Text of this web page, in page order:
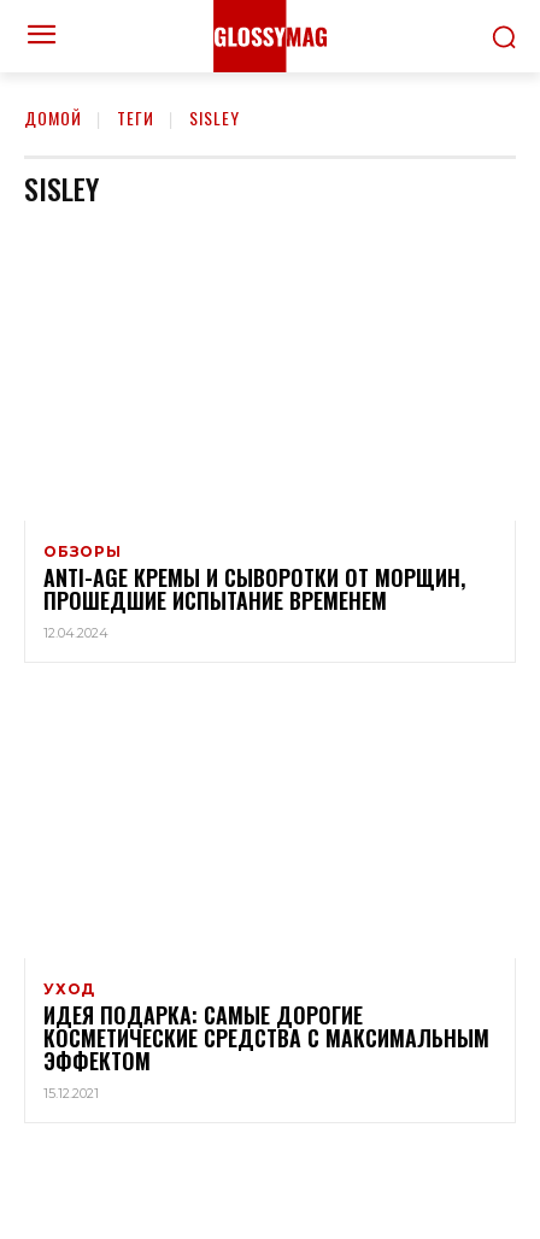
ДОМОЙ ТЕГИ SISLEY
SISLEY
ОБЗОРЫ
ANTI-AGE КРЕМЫ И СЫВОРОТКИ ОТ МОРЩИН,
ПРОШЕДШИЕ ИСПЫТАНИЕ ВРЕМЕНЕМ
12.04.2024
УХОД
ИДЕЯ ПОДАРКА: САМЫЕ ДОРОГИЕ
КОСМЕТИЧЕСКИЕ СРЕДСТВА С МАКСИМАЛЬНЫМ
ЭФФЕКТОМ
15.12.2021